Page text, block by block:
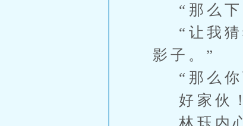
“那么下
“让我猜
影子。”
“那么你
好家伙！
林珏内心